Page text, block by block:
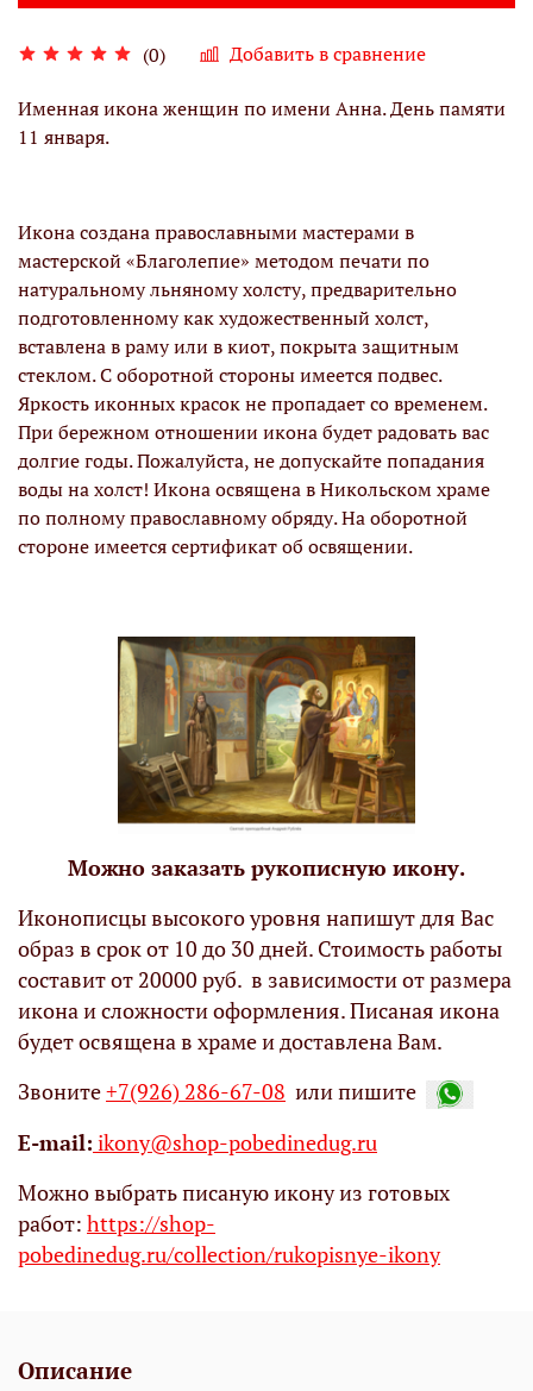
(0) Добавить в сравнение
Именная икона женщин по имени Анна. День памяти
11 января.
Икона создана православными мастерами в
мастерской «Благолепие» методом печати по
натуральному льняному холсту, предварительно
подготовленному как художественный холст,
вставлена в раму или в киот, покрыта защитным
стеклом. С оборотной стороны имеется подвес.
Яркость иконных красок не пропадает со временем.
При бережном отношении икона будет радовать вас
долгие годы. Пожалуйста, не допускайте попадания
воды на холст! Икона освящена в Никольском храме
по полному православному обряду. На оборотной
стороне имеется сертификат об освящении.
Можно заказать рукописную икону.
Иконописцы высокого уровня напишут для Вас
образ в срок от 10 до 30 дней. Стоимость работы
составит от 20000 руб. в зависимости от размера
икона и сложности оформления. Писаная икона
будет освящена в храме и доставлена Вам.
Звоните+7(926) 286-67-08 или пишите
Е-mail: ikony@shop-pobedinedug.ru
Можно выбрать писаную икону из готовых
работ: https://shop-
pobedinedug.ru/collection/rukopisnye-ikony
Описание